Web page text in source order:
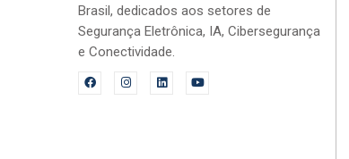
Brasil, dedicados aos setores de
Segurança Eletrônica, IA, Cibersegurança
e Conectividade.